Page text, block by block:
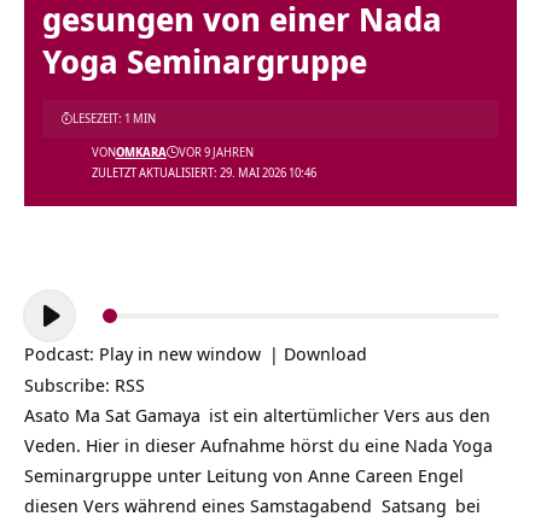
gesungen von einer Nada
Yoga Seminargruppe
ZULETZT AKTUALISIERT: 29. MAI 2026 10:46
VONOMKARA VOR 9 JAHREN
LESEZEIT: 1 MIN
Audio-
Player
Podcast: Play in new window | Download
Subscribe: RSS
Asato Ma Sat Gamaya ist ein altertümlicher Vers aus den
Veden. Hier in dieser Aufnahme hörst du eine Nada Yoga
Seminargruppe unter Leitung von Anne Careen Engel
diesen Vers während eines Samstagabend Satsang bei